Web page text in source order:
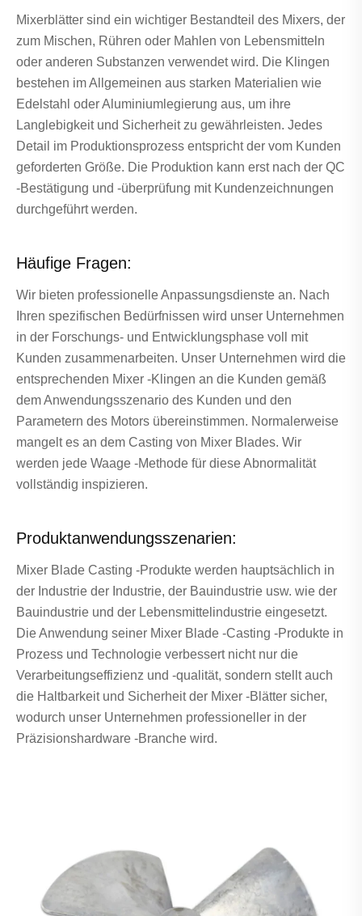
Mixerblätter sind ein wichtiger Bestandteil des Mixers, der
zum Mischen, Rühren oder Mahlen von Lebensmitteln
oder anderen Substanzen verwendet wird. Die Klingen
bestehen im Allgemeinen aus starken Materialien wie
Edelstahl oder Aluminiumlegierung aus, um ihre
Langlebigkeit und Sicherheit zu gewährleisten. Jedes
Detail im Produktionsprozess entspricht der vom Kunden
geforderten Größe. Die Produktion kann erst nach der QC
-Bestätigung und -überprüfung mit Kundenzeichnungen
durchgeführt werden.
Häufige Fragen:
Wir bieten professionelle Anpassungsdienste an. Nach
Ihren spezifischen Bedürfnissen wird unser Unternehmen
in der Forschungs- und Entwicklungsphase voll mit
Kunden zusammenarbeiten. Unser Unternehmen wird die
entsprechenden Mixer -Klingen an die Kunden gemäß
dem Anwendungsszenario des Kunden und den
Parametern des Motors übereinstimmen. Normalerweise
mangelt es an dem Casting von Mixer Blades. Wir
werden jede Waage -Methode für diese Abnormalität
vollständig inspizieren.
Produktanwendungsszenarien:
Mixer Blade Casting -Produkte werden hauptsächlich in
der Industrie der Industrie, der Bauindustrie usw. wie der
Bauindustrie und der Lebensmittelindustrie eingesetzt.
Die Anwendung seiner Mixer Blade -Casting -Produkte in
Prozess und Technologie verbessert nicht nur die
Verarbeitungseffizienz und -qualität, sondern stellt auch
die Haltbarkeit und Sicherheit der Mixer -Blätter sicher,
wodurch unser Unternehmen professioneller in der
Präzisionshardware -Branche wird.